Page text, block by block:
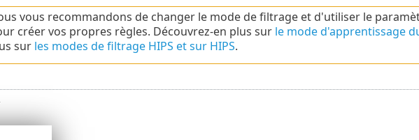
vous recommandons de changer le mode de filtrage et d'utiliser le
créer vos propres règles. Découvrez-en plus sur le mode d'apprentissage
sur les modes de filtrage HIPS et sur HIPS.